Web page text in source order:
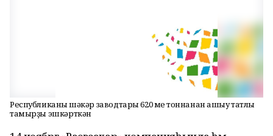
Республиканың шәкәр заводтары 620 мең тоннанан ашыу татлы
тамырҙы эшкәрткән